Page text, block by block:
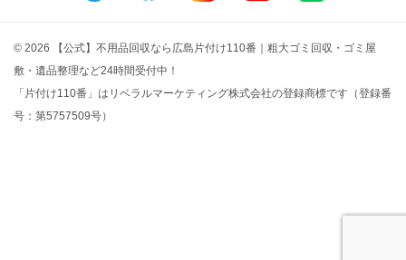
© 2026 【公式】不用品回収なら広島片付け110番｜粗大ゴミ回収・ゴミ屋
敷・遺品整理など24時間受付中！
「片付け110番」はリベラルマーケティング株式会社の登録商標です（登録番
号：第5757509号）